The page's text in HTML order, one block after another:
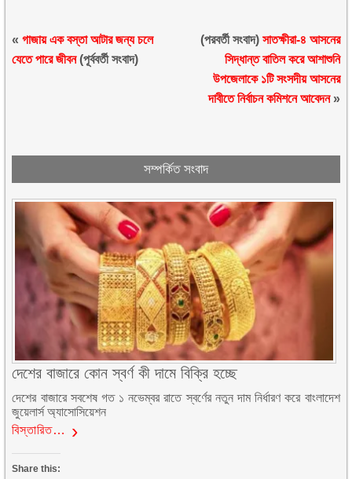
«গাজায় এক বস্তা আটার জন্য চলে
যেতে পারে জীবন(পূর্ববর্তী সংবাদ)
(পরবর্তী সংবাদ) সাতক্ষীরা-৪ আসনের
সিদ্ধান্ত বাতিল করে আশাশুনি
উপজেলাকে ১টি সংসদীয় আসনের
দাবীতে নির্বাচন কমিশনে আবেদন»
সম্পর্কিত সংবাদ
দেশের বাজারে কোন স্বর্ণ কী দামে বিক্রি হচ্ছে
দেশের বাজারে সবশেষ গত ১ নভেম্বর রাতে স্বর্ণের নতুন দাম নির্ধারণ করে বাংলাদেশ
জুয়েলার্স অ্যাসোসিয়েশন
বিস্তারিত…
Share this: